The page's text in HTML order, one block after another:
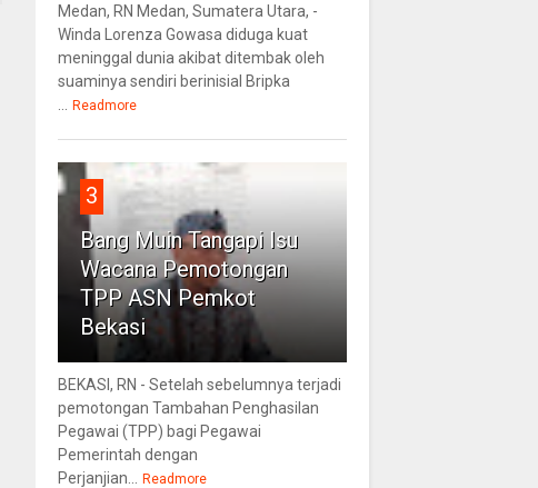
Medan, RN Medan, Sumatera Utara, -
Winda Lorenza Gowasa diduga kuat
meninggal dunia akibat ditembak oleh
suaminya sendiri berinisial Bripka
Readmore
3
Bang Muin Tangapi Isu
Wacana Pemotongan
TPP ASN Pemkot
Bekasi
BEKASI, RN - Setelah sebelumnya terjadi
pemotongan Tambahan Penghasilan
Pegawai (TPP) bagi Pegawai
Pemerintah dengan
Perjanjian...
Readmore